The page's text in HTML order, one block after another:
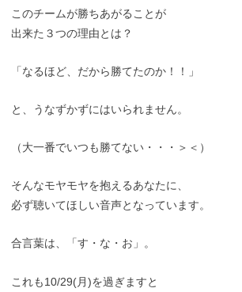
このチームが勝ちあがることが
出来た３つの理由とは？
「なるほど、だから勝てたのか！！」
と、うなずかずにはいられません。
（大一番でいつも勝てない・・・＞＜）
そんなモヤモヤを抱えるあなたに、
必ず聴いてほしい音声となっています。
合言葉は、「す・な・お」。
これも10/29(月)を過ぎますと